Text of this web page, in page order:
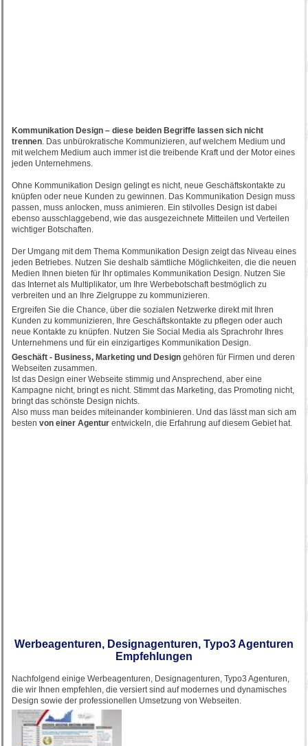
Kommunikation Design – diese beiden Begriffe lassen sich nicht
trennen. Das unbürokratische Kommunizieren, auf welchem Medium und
mit welchem Medium auch immer ist die treibende Kraft und der Motor eines
jeden Unternehmens.
Ohne Kommunikation Design gelingt es nicht, neue Geschäftskontakte zu
knüpfen oder neue Kunden zu gewinnen. Das Kommunikation Design muss
passen, muss anlocken, muss animieren. Ein stilvolles Design ist dabei
ebenso ausschlaggebend, wie das ausgezeichnete Mitteilen und Verteilen
wichtiger Botschaften.
Der Umgang mit dem Thema Kommunikation Design zeigt das Niveau eines
jeden Betriebes. Nutzen Sie deshalb sämtliche Möglichkeiten, die die neuen
Medien Ihnen bieten für Ihr optimales Kommunikation Design. Nutzen Sie
das Internet als Multiplikator, um Ihre Werbebotschaft bestmöglich zu
verbreiten und an Ihre Zielgruppe zu kommunizieren.
Ergreifen Sie die Chance, über die sozialen Netzwerke direkt mit Ihren
Kunden zu kommunizieren, Ihre Geschäftskontakte zu pflegen oder auch
neue Kontakte zu knüpfen. Nutzen Sie Social Media als Sprachrohr Ihres
Unternehmens und für ein einzigartiges Kommunikation Design.
Geschäft - Business, Marketing und Design gehören für Firmen und deren
Webseiten zusammen.
Ist das Design einer Webseite stimmig und Ansprechend, aber eine
Kampagne nicht, bringt es nicht. Stimmt das Marketing, das Promoting nicht,
bringt das schönste Design nichts.
Also muss man beides miteinander kombinieren. Und das lässt man sich am
besten von einer Agentur entwickeln, die Erfahrung auf diesem Gebiet hat.
Werbeagenturen, Designagenturen, Typo3 Agenturen
Empfehlungen
Nachfolgend einige Werbeagenturen, Designagenturen, Typo3 Agenturen,
die wir Ihnen empfehlen, die versiert sind auf modernes und dynamisches
Design sowie der professionellen Umsetzung von Webseiten.